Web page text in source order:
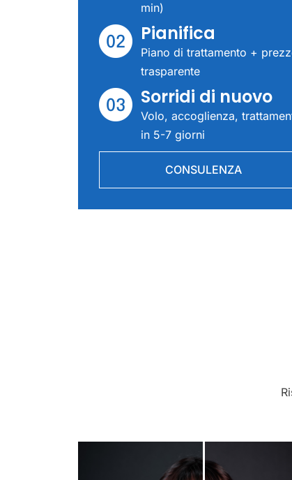
min)
Pianifica
Piano di trattamento +
trasparente
Sorridi di nuovo
Volo, accoglienza,
in 5-7 giorni
CONSULENZA